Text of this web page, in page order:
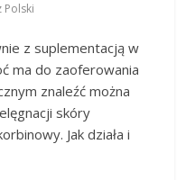
Polski
z suplementacją w
ma do zaoferowania
znaleźć można
skóry
Jak działa i